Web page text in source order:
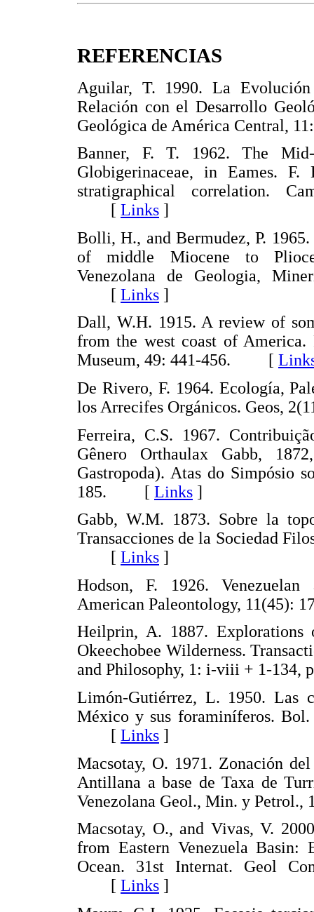
REFERENCIAS
Aguilar, T. 1990. La
Relación con el Desarrollo
Geológica de América
Banner, F. T. 1962. The
Globigerinaceae, in Eames.
stratigraphical correlation.
[ Links ]
Bolli, H., and Bermudez, P.
of middle Miocene to
Venezolana de Geologia,
[ Links ]
Dall, W.H. 1915. A review of
from the west coast of America.
Museum, 49: 441-456. [
De Rivero, F. 1964. Ecología,
los Arrecifes Orgánicos.
Ferreira, C.S. 1967.
Gênero Orthaulax Gabb,
Gastropoda). Atas do Simpósio
185. [ Links ]
Gabb, W.M. 1873. Sobre la
Transacciones de la Sociedad
[ Links ]
Hodson, F. 1926.
American Paleontology,
Heilprin, A. 1887.
Okeechobee Wilderness.
and Philosophy, 1: i-viii + 1-
Limón-Gutiérrez, L. 1950. Las
México y sus foraminíferos.
[ Links ]
Macsotay, O. 1971. Zonación
Antillana a base de Taxa de
Venezolana Geol., Min. y
Macsotay, O., and Vivas, V.
from Eastern Venezuela
Ocean. 31st Internat. Geol
[ Links ]